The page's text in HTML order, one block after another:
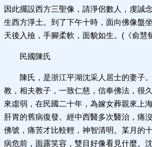
因此擺設西方三聖像，請淨侶數人，虔誠
生西方淨土。到了下午十時，面向佛像盤
天後入殮，手腳柔軟，面貌如生。(《俞慧
民國陳氏
陳氏，是浙江平湖沈采人居士的妻子
教，相夫教子，一致仁慈，信奉佛法，很
來虛弱，在民國二十年，為嫁女葬親來上
肝胃的舊病復發。經中西醫多次醫治，痛
佛號，痛苦才比較輕，神智清明。某月的
病危前，面露笑容，雙目好像看見什麼。